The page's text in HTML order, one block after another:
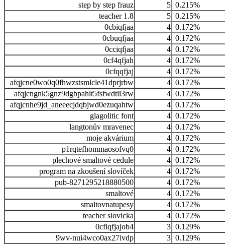
step by step frauz
5 0.215%
teacher 1.8
5 0.215%
0cbiqfjaa
4 0.172%
0cbuqfjaa
4 0.172%
0cciqfjaa
4 0.172%
0cf4qfjah
4 0.172%
0cfqqfjaj
4 0.172%
afqjcne0wo0q0fhwzstsmlcle41dprjrbw
4 0.172%
afqjcngnk5gnz9dgbpahit5fsfwdtii3rw
4 0.172%
afqjcnhe9jd_aneeecjdqbjwd0ezuqahtw
4 0.172%
glagolitic font
4 0.172%
langtonův mravenec
4 0.172%
moje akvárium
4 0.172%
p1rqtefhommaosofvq0
4 0.172%
plechové smaltové cedule
4 0.172%
program na zkoušení slovíček
4 0.172%
pub-8271295218880500
4 0.172%
smaltové
4 0.172%
smaltovnatupesy
4 0.172%
teacher slovicka
4 0.172%
0cfiqfjajob4
3 0.129%
9wv-nui4wco0ax27ivdp
3 0.129%